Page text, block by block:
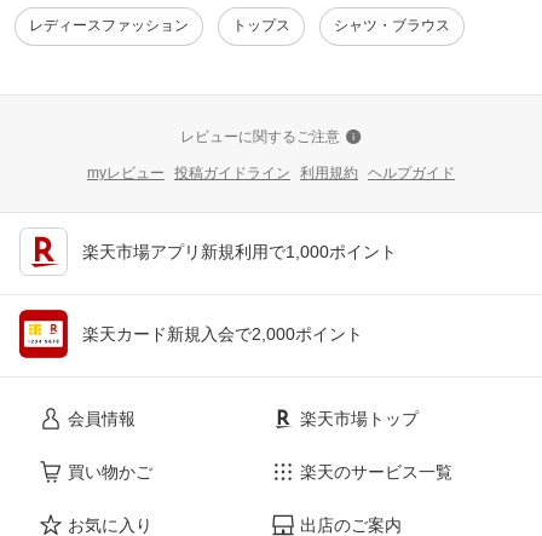
レディースファッション トップス シャツ・ブラウス
レビューに関するご注意
myレビュー 投稿ガイドライン 利用規約 ヘルプガイド
楽天市場アプリ新規利用で1,000ポイント
楽天カード新規入会で2,000ポイント
会員情報
買い物かご
お気に入り
楽天市場トップ
楽天のサービス一覧
出店のご案内